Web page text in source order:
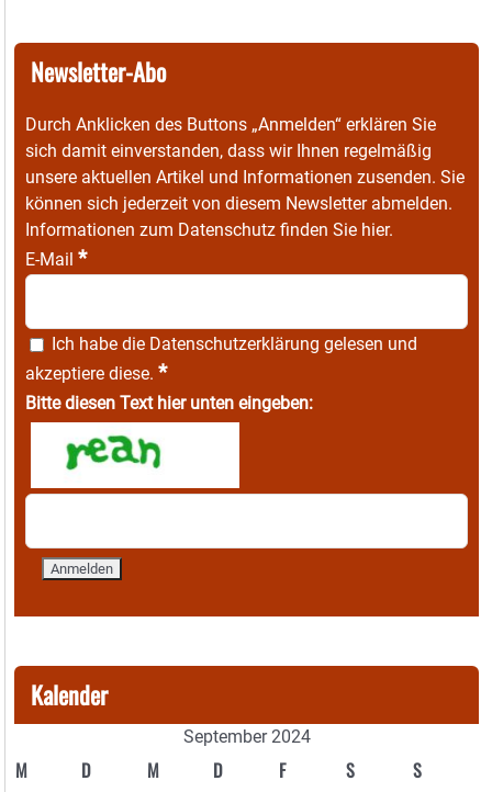
Newsletter-Abo
Durch Anklicken des Buttons „Anmelden“ erklären Sie
sich damit einverstanden, dass wir Ihnen regelmäßig
unsere aktuellen Artikel und Informationen zusenden. Sie
können sich jederzeit von diesem Newsletter abmelden.
Informationen zum Datenschutz finden Sie hier.
E-Mail *
Ich habe die Datenschutzerklärung gelesen und
akzeptiere diese. *
Bitte diesen Text hier unten eingeben:
Kalender
September 2024
M D M D F S S